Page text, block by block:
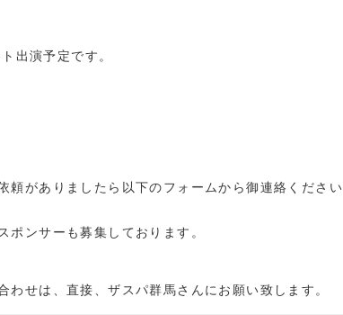
出演予定です。
頼がありましたら以下のフォームから御連絡くださ
ポンサーも募集しております。
せは、直接、ザスパ群馬さんにお願い致します。